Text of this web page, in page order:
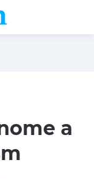
a